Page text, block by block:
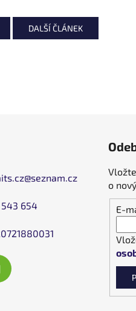
DALŠÍ ČLÁNEK
@seznam.cz
543 654
o
E-